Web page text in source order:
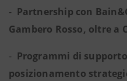
- Partnership con
Gambero Rosso, oltre a
- Programmi di
posizionamento